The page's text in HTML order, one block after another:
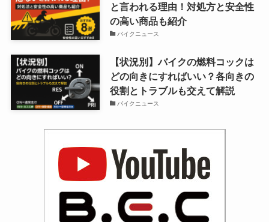
と言われる理由！対処方と安全性
の高い商品も紹介
バイクニュース
【状況別】バイクの燃料コックは
どの向きにすればいい？各向きの
役割とトラブルも交えて解説
バイクニュース